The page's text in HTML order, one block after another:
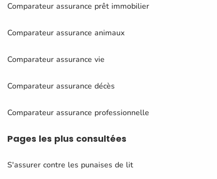
Comparateur assurance prêt immobilier
Comparateur assurance animaux
Comparateur assurance vie
Comparateur assurance décès
Comparateur assurance professionnelle
Pages les plus consultées
S'assurer contre les punaises de lit